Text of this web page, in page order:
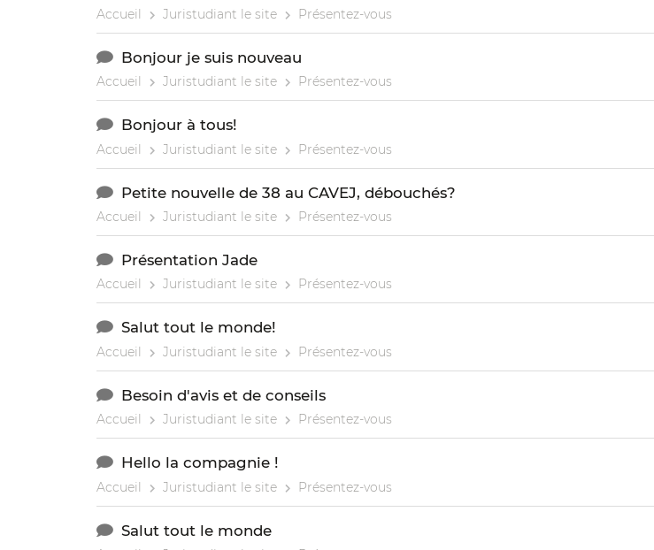
Accueil Juristudiant le site Présentez-vous
Bonjour je suis nouveau
Accueil Juristudiant le site Présentez-vous
Bonjour à tous!
Accueil Juristudiant le site Présentez-vous
Petite nouvelle de 38 au CAVEJ, débouchés?
Accueil Juristudiant le site Présentez-vous
Présentation Jade
Accueil Juristudiant le site Présentez-vous
Salut tout le monde!
Accueil Juristudiant le site Présentez-vous
Besoin d'avis et de conseils
Accueil Juristudiant le site Présentez-vous
Hello la compagnie !
Accueil Juristudiant le site Présentez-vous
Salut tout le monde